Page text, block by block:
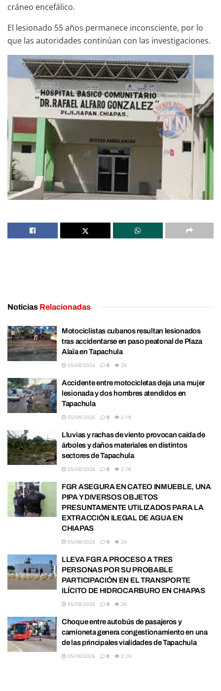
cráneo encefálico.
El lesionado 55 años permanece inconsciente, por lo
que las autoridades continúan con las investigaciones.
Noticias Relacionadas
Motociclistas cubanos resultan lesionados
tras accidentarse en paso peatonal de Plaza
Alaïa en Tapachula
05/08/2026 0 2K
Accidente entre motocicletas deja una mujer
lesionada y dos hombres atendidos en
Tapachula
05/08/2026 0 2.1K
Lluvias y rachas de viento provocan caída de
árboles y daños materiales en distintos
sectores de Tapachula
05/08/2026 0 2.1K
FGR ASEGURA EN CATEO INMUEBLE, UNA
PIPA Y DIVERSOS OBJETOS
PRESUNTAMENTE UTILIZADOS PARA LA
EXTRACCIÓN ILEGAL DE AGUA EN
CHIAPAS
05/08/2026 0 2K
LLEVA FGR A PROCESO A TRES
PERSONAS POR SU PROBABLE
PARTICIPACIÓN EN EL TRANSPORTE
ILÍCITO DE HIDROCARBURO EN CHIAPAS
05/08/2026 0 2K
Choque entre autobús de pasajeros y
camioneta genera congestionamiento en una
de las principales vialidades de Tapachula
05/08/2026 0 2.1K